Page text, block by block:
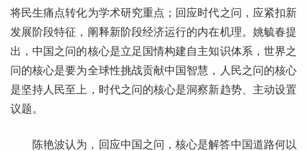
将民生痛点转化为学术研究重点；回应时代之问，应紧扣新
发展阶段特征，阐释新阶段经济运行的内在机理。姚毓春提
出，中国之问的核心是立足国情构建自主知识体系，世界之
问的核心是要为全球性挑战贡献中国智慧，人民之问的核心
是坚持人民至上，时代之问的核心是洞察新趋势、主动设置
议题。
陈艳波认为，回应中国之问，核心是解答中国道路何以